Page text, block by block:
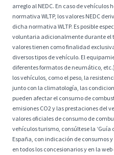
arreglo al NEDC. En caso de
normativa WLTP, los valores NEDC
dicha normativa WLTP. Es posible
voluntaria adicionalmente durante el
valores tienen como finalidad
diversos tipos de vehículo. El
diferentes formatos de neumático,
los vehículos, como el peso, la
junto con la climatología, las
pueden afectar el consumo de
emisiones CO2 y las prestaciones del
valores oficiales de consumo de
vehículos turismo, consúltese la ‘Guía
España, con indicación de consumos
en todos los concesionarios y en la